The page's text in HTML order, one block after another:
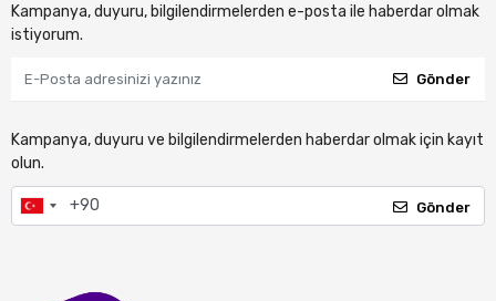
Kampanya, duyuru, bilgilendirmelerden e-posta ile haberdar olmak
istiyorum.
Gönder
Kampanya, duyuru ve bilgilendirmelerden haberdar olmak için kayıt
olun.
Gönder